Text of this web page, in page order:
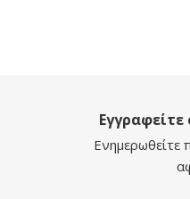
Ενημερωθείτε